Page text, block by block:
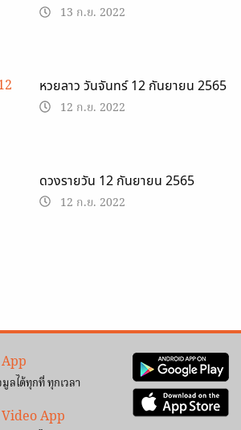
13 ก.ย. 2022
หวยลาว วันจันทร์ 12 กันยายน 2565
12 ก.ย. 2022
ดวงรายวัน 12 กันยายน 2565
12 ก.ย. 2022
ลได้ทุกที่ ทุกเวลา
App